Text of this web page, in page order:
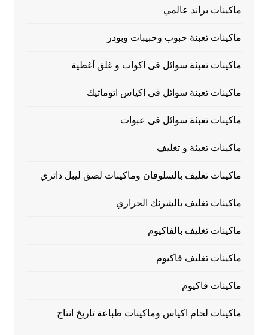
ماكينات براند عالمي
ماكينات تعبئة حبوب وحبيبات وبودر
ماكينات تعبئة سوائل فى اكواب و غلق أغطية
ماكينات تعبئة سوائل فى اكياس اتوماتيك
ماكينات تعبئة سوائل فى عبوات
ماكينات تعبئة و تغليف
ماكينات تغليف بالسلوفان وماكينات لصق ليبل دائري
ماكينات تغليف بالشرنك الحراري
ماكينات تغليف بالفاكيوم
ماكينات تغليف فاكيوم
ماكينات فاكيوم
ماكينات لحام اكياس وماكينات طباعة تاريخ انتاج